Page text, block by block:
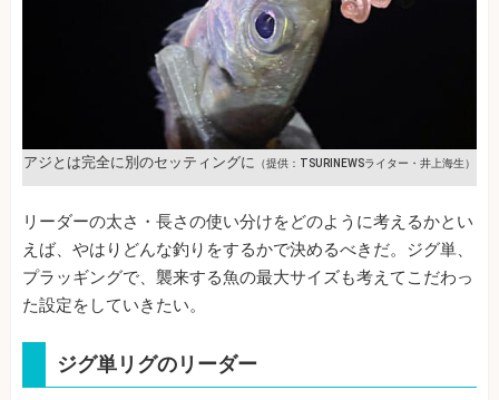
アジとは完全に別のセッティングに （提供：TSURINEWSライター・井上海生）
リーダーの太さ・長さの使い分けをどのように考えるかとい
えば、やはりどんな釣りをするかで決めるべきだ。ジグ単、
プラッギングで、襲来する魚の最大サイズも考えてこだわっ
た設定をしていきたい。
ジグ単リグのリーダー